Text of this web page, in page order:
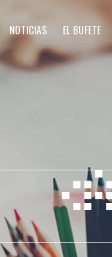
NOTICIAS EL BUFETE